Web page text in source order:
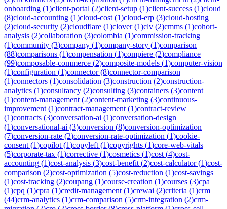
onboarding (1)client-portal (2)client-setup (1)client-success (1)cloud
(8)cloud-accounting (1)cloud-cost (1)cloud-erp (3)cloud-hosting
(2)cloud-security (2)cloudflare (1)clover(1)clv (2)cmms (1)cohort-
analysis (2)collaboration (3)colombia (1)commission-tracking
(1)community (3)company (1)company-story (1)comparison
(88)comparisons (1)compensation (1)compiere (2)compliance
(99)composable-commerce (2)composite-models (1)computer-vision
(1)configuration (1)connector(8)connector-comparison
(1)connectors (1)consolidation (3)construction (2)construction-
analytics (1)consultancy (2)consulting (3)containers (3)content
(1)content-management (2)content-marketing (3)continuous-
improvement (1)contract-management (1)contract-review
(1)contracts (3)conversation-ai (1)conversation-design
(1)conversational-ai (3)conversion (8)conversion-optimization
(7)conversion-rate (2)conversion-rate-optimization (1)cookie-
consent (1)copilot (1)copyleft (1)copyrights (1)core-web-vitals
(5)corporate-tax (1)corrective (1)cosmetics (1)cost (4)cost-
accounting (1)cost-analysis (3)cost-benefit (2)cost-calculator(1)cost-
comparison (2)cost-optimization (5)cost-reduction (1)cost-savings
(1)cost-tracking (2)coupang (1)course-creation (1)courses (3)cpa
(1)cpq (1)cpra (1)credit-management (1)crewai (2)criteria (1)crm
(44)crm-analytics (1)crm-comparison (5)crm-integration (2)crm-